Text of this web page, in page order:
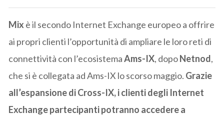
Mixè il secondo Internet Exchange europeo a offrire
ai propri clienti l’opportunità di ampliare le loro reti di
connettività con l’ecosistemaAms-IX, dopoNetnod,
che si è collegata ad Ams-IX lo scorso maggio. Grazie
all’espansione di Cross-IX, i clienti degli Internet
Exchange partecipanti potranno accedere a